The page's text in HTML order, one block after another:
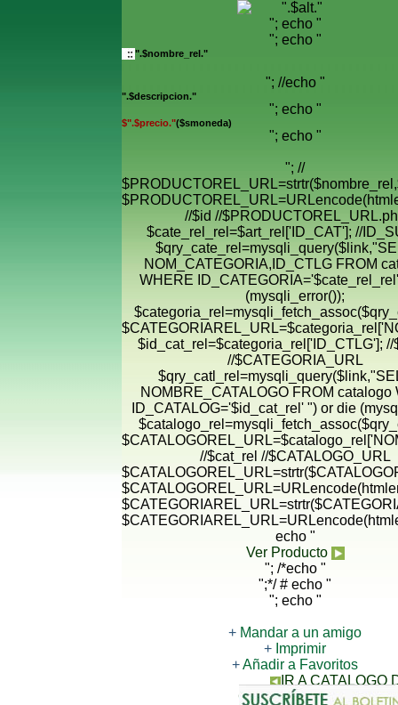
"; echo "
"; echo "
".$nombre_rel."
"; //echo "
".$descripcion."
"; echo "
$".$precio."($smoneda)
"; echo "
"; //
//$id //
$cate_rel_rel=$art_rel['ID_CAT']; //
NOM_CATEGORIA,ID_CTLG FROM
WHERE
(mysqli_error());
$id_cat_rel=$categoria_rel['ID_CTLG']; //
//$CATEGORIA_URL
NOMBRE_CATALOGO FROM catalogo
ID_CATALOG='$id_cat_rel' ") or die
//$cat_rel //$CATALOGO_URL
echo "
Ver Producto
"; /*echo "
";*/ # echo "
"; echo "
+ Mandar a un amigo
+ Imprimir
+Añadir a Favoritos
IR A CATALOGO
CONTACTANOS PARA